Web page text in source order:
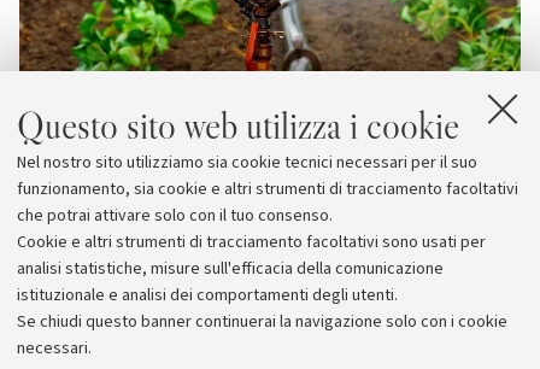
Questo sito web utilizza i cookie
Nel nostro sito utilizziamo sia cookie tecnici necessari per il suo
funzionamento, sia cookie e altri strumenti di tracciamento facoltativi
che potrai attivare solo con il tuo consenso.
Cookie e altri strumenti di tracciamento facoltativi sono usati per
analisi statistiche, misure sull'efficacia della comunicazione
istituzionale e analisi dei comportamenti degli utenti.
Se chiudi questo banner continuerai la navigazione solo con i cookie
necessari.